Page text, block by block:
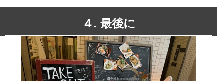
４. 最後に